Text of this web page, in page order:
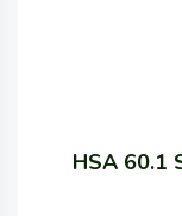
HSA 60.1